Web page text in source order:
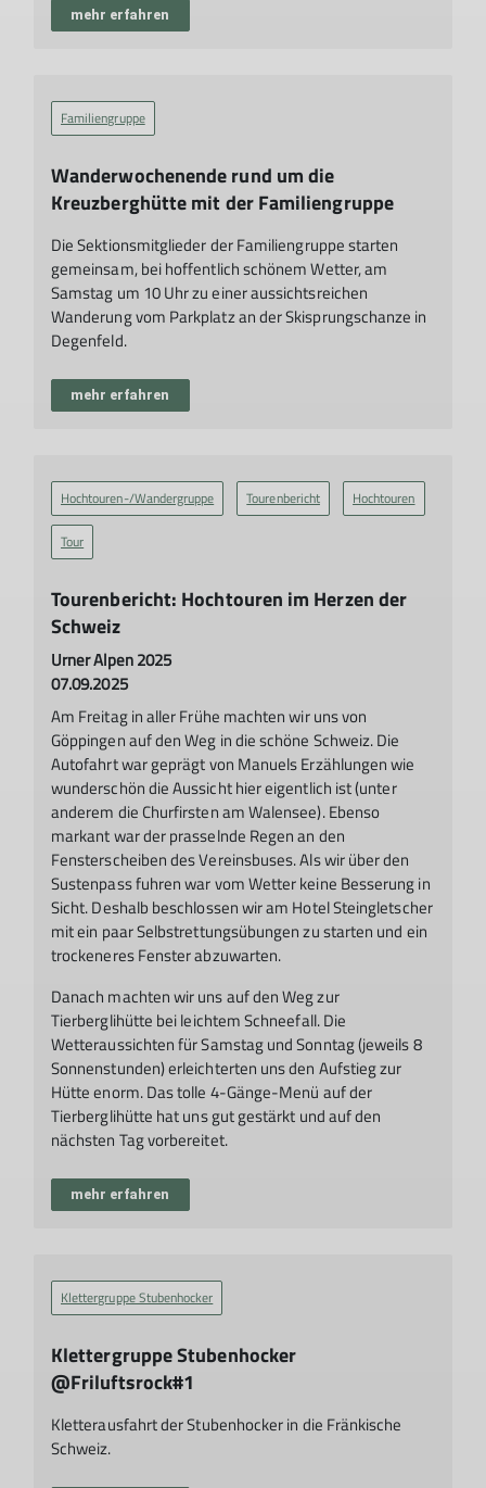
mehr erfahren
Familiengruppe
Wanderwochenende rund um die
Kreuzberghütte mit der Familiengruppe
Die Sektionsmitglieder der Familiengruppe starten
gemeinsam, bei hoffentlich schönem Wetter, am
Samstag um 10 Uhr zu einer aussichtsreichen
Wanderung vom Parkplatz an der Skisprungschanze in
Degenfeld.
mehr erfahren
Hochtouren-/Wandergruppe Tourenbericht Hochtouren
Tour
Tourenbericht: Hochtouren im Herzen der
Schweiz
Urner Alpen 2025
07.09.2025
Am Freitag in aller Frühe machten wir uns von
Göppingen auf den Weg in die schöne Schweiz. Die
Autofahrt war geprägt von Manuels Erzählungen wie
wunderschön die Aussicht hier eigentlich ist (unter
anderem die Churfirsten am Walensee). Ebenso
markant war der prasselnde Regen an den
Fensterscheiben des Vereinsbuses. Als wir über den
Sustenpass fuhren war vom Wetter keine Besserung in
Sicht. Deshalb beschlossen wir am Hotel Steingletscher
mit ein paar Selbstrettungsübungen zu starten und ein
trockeneres Fenster abzuwarten.
Danach machten wir uns auf den Weg zur
Tierberglihütte bei leichtem Schneefall. Die
Wetteraussichten für Samstag und Sonntag (jeweils 8
Sonnenstunden) erleichterten uns den Aufstieg zur
Hütte enorm. Das tolle 4-Gänge-Menü auf der
Tierberglihütte hat uns gut gestärkt und auf den
nächsten Tag vorbereitet.
mehr erfahren
Klettergruppe Stubenhocker
Klettergruppe Stubenhocker
@Friluftsrock#1
Kletterausfahrt der Stubenhocker in die Fränkische
Schweiz.